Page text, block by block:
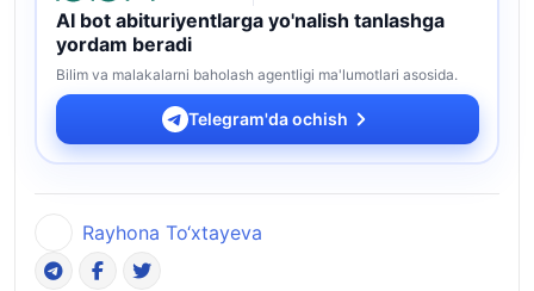
AI bot abituriyentlarga yo'nalish tanlashga
yordam beradi
Bilim va malakalarni baholash agentligi ma'lumotlari asosida.
Telegram'da ochish
Rayhona To‘xtayeva